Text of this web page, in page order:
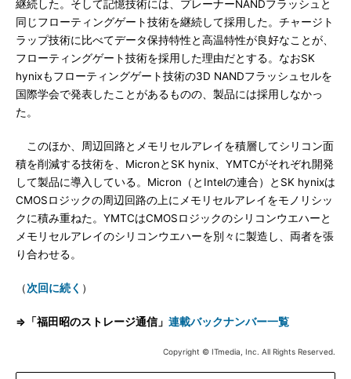
継続した。そして記憶技術には、プレーナーNANDフラッシュと
同じフローティングゲート技術を継続して採用した。チャージト
ラップ技術に比べてデータ保持特性と高温特性が良好なことが、
フローティングゲート技術を採用した理由だとする。なおSK
hynixもフローティングゲート技術の3D NANDフラッシュセルを
国際学会で発表したことがあるものの、製品には採用しなかっ
た。
このほか、周辺回路とメモリセルアレイを積層してシリコン面
積を削減する技術を、MicronとSK hynix、YMTCがそれぞれ開発
して製品に導入している。Micron（とIntelの連合）とSK hynixは
CMOSロジックの周辺回路の上にメモリセルアレイをモノリシッ
クに積み重ねた。YMTCはCMOSロジックのシリコンウエハーと
メモリセルアレイのシリコンウエハーを別々に製造し、両者を張
り合わせる。
（次回に続く ）
⇒「福田昭のストレージ通信」 連載バックナンバー一覧
Copyright © ITmedia, Inc. All Rights Reserved.